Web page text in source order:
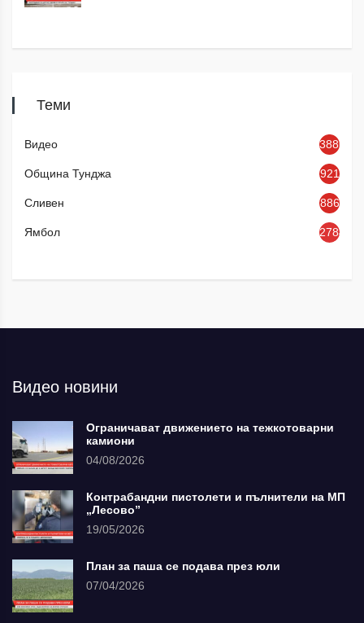
Теми
Видео 3886
Община Тунджа 921
Сливен 886
Ямбол 2784
Видео новини
Ограничават движението на тежкотоварни
камиони
04/08/2026
Контрабандни пистолети и пълнители на МП
„Лесово”
19/05/2026
План за паша се подава през юли
07/04/2026